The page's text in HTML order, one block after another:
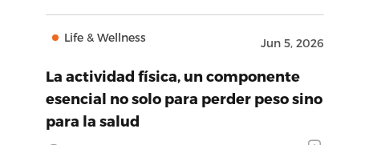
Life & Wellness Jun 5, 2026
La actividad física, un componente
esencial no solo para perder peso sino
para la salud